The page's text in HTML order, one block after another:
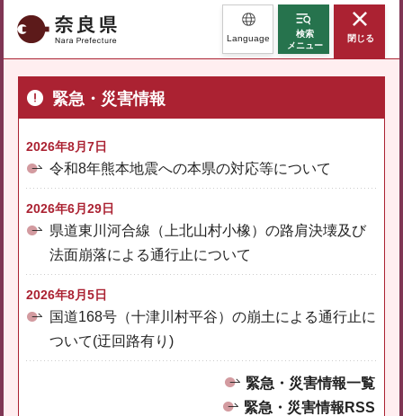
奈良県 Language
検索
メニュー
閉じる
緊急・災害情報
2026年8月7日
令和8年熊本地震への本県の対応等について
2026年6月29日
県道東川河合線（上北山村小橡）の路肩決壊及び
法面崩落による通行止について
2026年8月5日
国道168号（十津川村平谷）の崩土による通行止に
ついて(迂回路有り)
緊急・災害情報一覧
緊急・災害情報RSS